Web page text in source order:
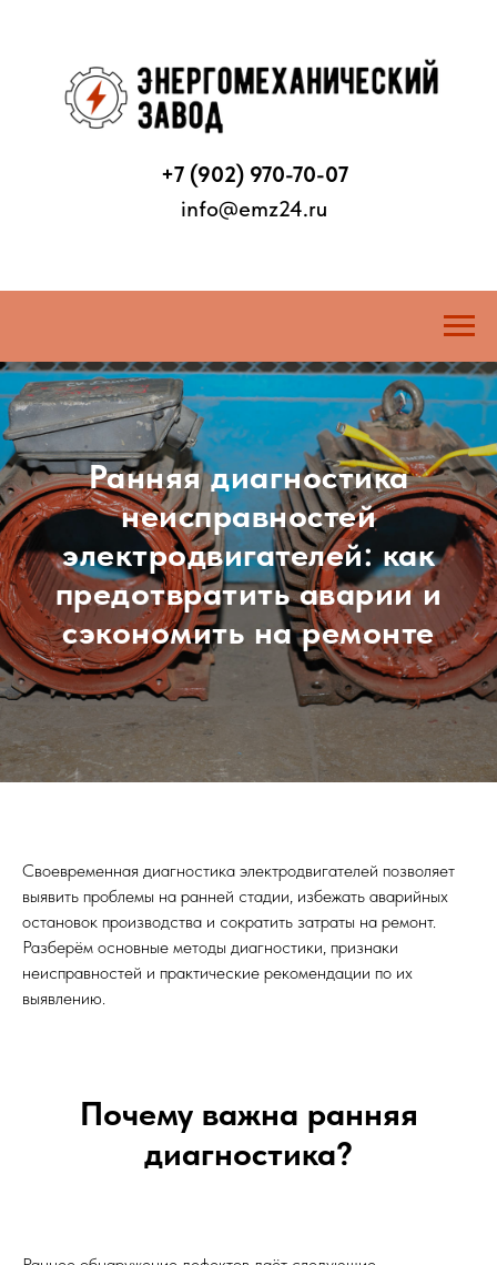
+7 (902) 970-70-07
info@emz24.ru
Ранняя диагностика
неисправностей
электродвигателей: как
предотвратить аварии и
сэкономить на ремонте
Своевременная диагностика электродвигателей позволяет
выявить проблемы на ранней стадии, избежать аварийных
остановок производства и сократить затраты на ремонт.
Разберём основные методы диагностики, признаки
неисправностей и практические рекомендации по их
выявлению.
Почему важна ранняя
диагностика?